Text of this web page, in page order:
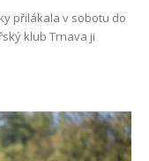
přilákala v sobotu do
klub Trnava ji